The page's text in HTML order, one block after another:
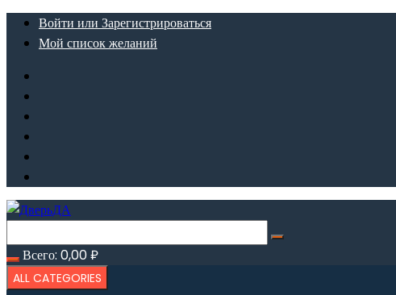
ПерейтиВойти или Зарегистрироваться
Мой список желаний
Всего: 0,00₽
ALL CATEGORIES